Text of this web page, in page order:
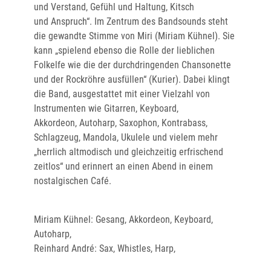
und Verstand, Gefühl und Haltung, Kitsch
und Anspruch“. Im Zentrum des Bandsounds steht
die gewandte Stimme von Miri (Miriam Kühnel). Sie
kann „spielend ebenso die Rolle der lieblichen
Folkelfe wie die der durchdringenden Chansonette
und der Rockröhre ausfüllen“ (Kurier). Dabei klingt
die Band, ausgestattet mit einer Vielzahl von
Instrumenten wie Gitarren, Keyboard,
Akkordeon, Autoharp, Saxophon, Kontrabass,
Schlagzeug, Mandola, Ukulele und vielem mehr
„herrlich altmodisch und gleichzeitig erfrischend
zeitlos“ und erinnert an einen Abend in einem
nostalgischen Café.
Miriam Kühnel: Gesang, Akkordeon, Keyboard,
Autoharp,
Reinhard André: Sax, Whistles, Harp,